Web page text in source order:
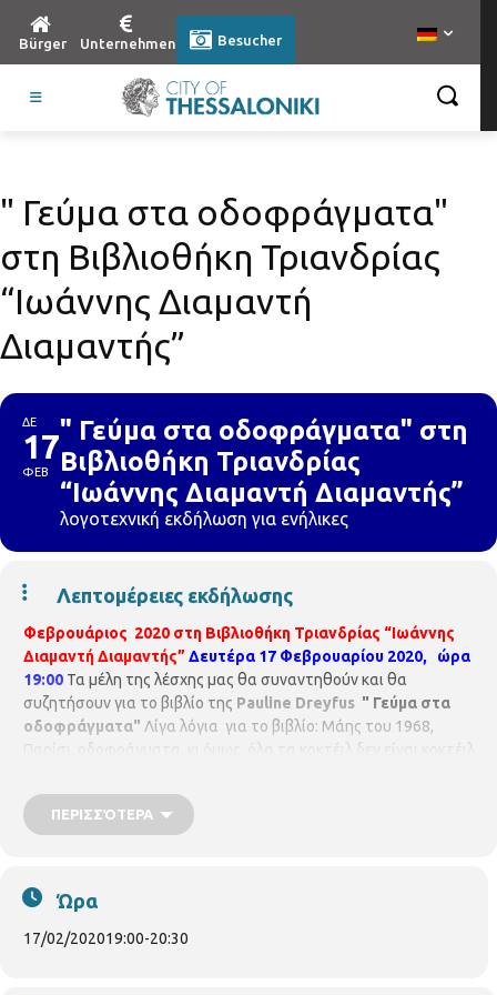
Bürger Unternehmen Besucher
" Γεύμα στα οδοφράγματα"
στη Βιβλιοθήκη Τριανδρίας
“Ιωάννης Διαμαντή
Διαμαντής”
ΔΕ
17
ΦΕΒ
" Γεύμα στα οδοφράγματα" στη
Βιβλιοθήκη Τριανδρίας
“Ιωάννης Διαμαντή Διαμαντής”
λογοτεχνική εκδήλωση για ενήλικες
Λεπτομέρειες εκδήλωσης
Φεβρουάριος 2020 στη Βιβλιοθήκη Τριανδρίας “Ιωάννης
Διαμαντή Διαμαντής” Δευτέρα 17 Φεβρουαρίου 2020, ώρα
19:00 Τα μέλη της λέσχης μας θα συναντηθούν και θα
συζητήσουν για το βιβλίο της Pauline Dreyfus " Γεύμα στα
οδοφράγματα" Λίγα λόγια για το βιβλίο: Μάης του 1968,
Παρίσι, οδοφράγµατα, κι όµως, όλα τα κοκτέιλ δεν είναι κοκτέιλ
στήνουν οδοφράγµατα, το θρυλικό ξενοδοχείο Meurice έχει
ουσιαστικά καταληφθεί από το προσωπικό του, που εφαρµόζει
νεαρό συγγραφέα, είκοσι δύο µόλις ετών, που λέγεται Πατρίκ
Μοντιανό; Κάθε χρόνο τέτοια εποχή, η απονοµή του βραβείου,
χορηγός του οποίου είναι η ζάπλουτη Αµερικανίδα Φλόρενς
ΠΕΡΙΣΣΌΤΕΡΑ
Ώρα
17/02/202019:00-20:30